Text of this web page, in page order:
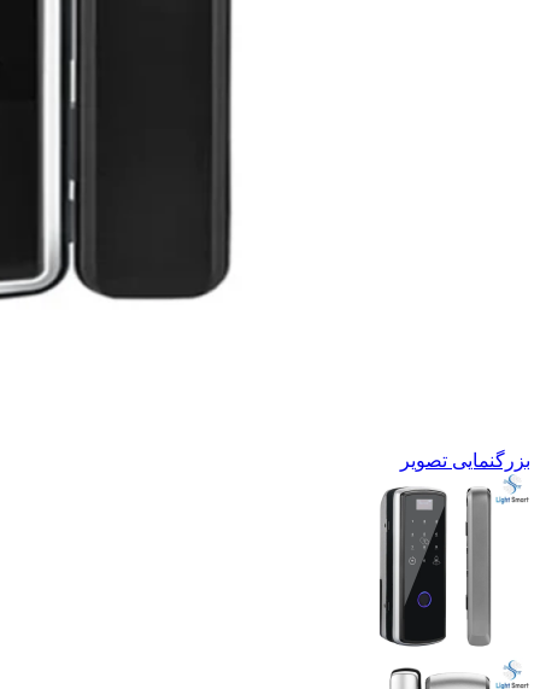
بزرگنمایی تصویر